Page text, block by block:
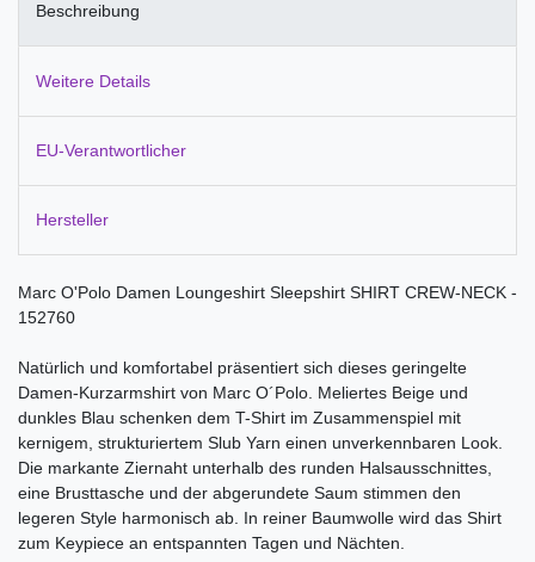
Beschreibung
Weitere Details
EU-Verantwortlicher
Hersteller
Marc O'Polo Damen Loungeshirt Sleepshirt SHIRT CREW-NECK -
152760
Natürlich und komfortabel präsentiert sich dieses geringelte
Damen-Kurzarmshirt von Marc O´Polo. Meliertes Beige und
dunkles Blau schenken dem T-Shirt im Zusammenspiel mit
kernigem, strukturiertem Slub Yarn einen unverkennbaren Look.
Die markante Ziernaht unterhalb des runden Halsausschnittes,
eine Brusttasche und der abgerundete Saum stimmen den
legeren Style harmonisch ab. In reiner Baumwolle wird das Shirt
zum Keypiece an entspannten Tagen und Nächten.